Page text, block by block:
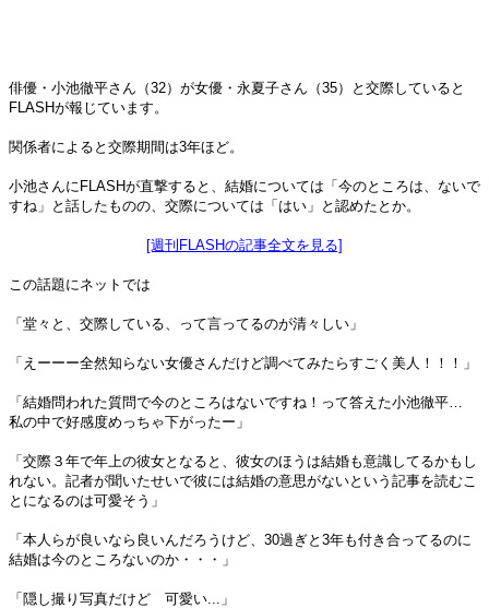
俳優・小池徹平さん（32）が女優・永夏子さん（35）と交際していると
FLASHが報じています。
関係者によると交際期間は3年ほど。
小池さんにFLASHが直撃すると、結婚については「今のところは、ないで
すね」と話したものの、交際については「はい」と認めたとか。
[週刊FLASHの記事全文を見る]
この話題にネットでは
「堂々と、交際している、って言ってるのが清々しい」
「えーーー全然知らない女優さんだけど調べてみたらすごく美人！！！」
「結婚問われた質問で今のところはないですね！って答えた小池徹平…
私の中で好感度めっちゃ下がったー」
「交際３年で年上の彼女となると、彼女のほうは結婚も意識してるかもし
れない。記者が聞いたせいで彼には結婚の意思がないという記事を読むこ
とになるのは可愛そう」
「本人らが良いなら良いんだろうけど、30過ぎと3年も付き合ってるのに
結婚は今のところないのか・・・」
「隠し撮り写真だけど 可愛い...」